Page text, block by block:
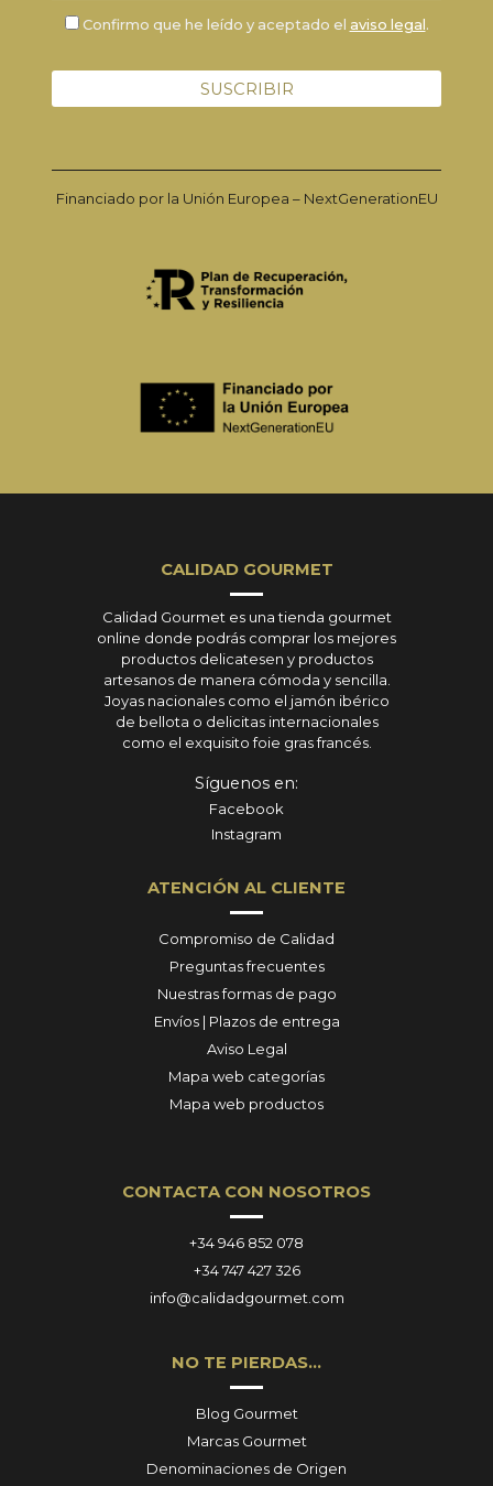
Confirmo que he leído y aceptado el aviso legal.
Financiado por la Unión Europea – NextGenerationEU
CALIDAD GOURMET
Calidad Gourmet es una tienda gourmet
online donde podrás comprar los mejores
productos delicatesen y productos
artesanos de manera cómoda y sencilla.
Joyas nacionales como el jamón ibérico
de bellota o delicitas internacionales
como el exquisito foie gras francés.
Síguenos en:
Facebook
Instagram
ATENCIÓN AL CLIENTE
Compromiso de Calidad
Preguntas frecuentes
Nuestras formas de pago
Envíos | Plazos de entrega
Aviso Legal
Mapa web categorías
Mapa web productos
CONTACTA CON NOSOTROS
+34 946 852 078
+34 747 427 326
info@calidadgourmet.com
NO TE PIERDAS…
Blog Gourmet
Marcas Gourmet
Denominaciones de Origen